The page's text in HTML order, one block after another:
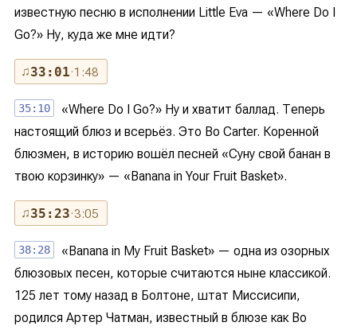
известную песню в исполнении Little Eva — «Where Do I
Go?» Ну, куда же мне идти?
♫33:01· 1:48
35:10
«Where Do I Go?» Ну и хватит баллад. Теперь
настоящий блюз и всерьёз. Это Bo Carter. Коренной
блюзмен, в историю вошёл песней «Суну свой банан в
твою корзинку» — «Banana in Your Fruit Basket».
♫35:23· 3:05
38:28
«Banana in My Fruit Basket» — одна из озорных
блюзовых песен, которые считаются ныне классикой.
125 лет тому назад в Болтоне, штат Миссисипи,
родился Артер Чатман, известный в блюзе как Bo